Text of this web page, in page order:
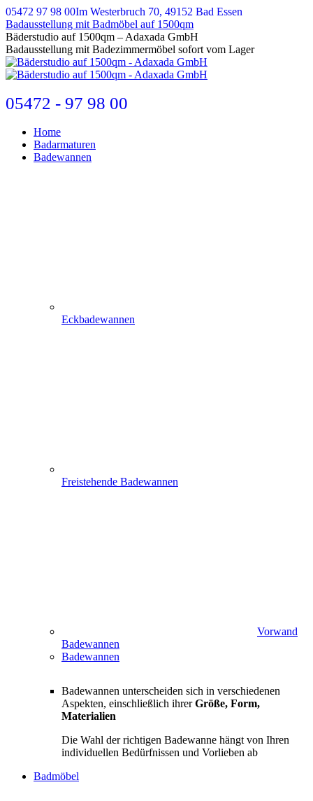
Zum
Inhalt
springen
05472 97 98 00Im Westerbruch 70, 49152 Bad Essen
Badausstellung mit Badmöbel auf 1500qm
E-
Mail
page
opens
new
window
Bäderstudio auf 1500qm – Adaxada GmbH
Badausstellung mit Badezimmermöbel sofort vom Lager
05472 - 97 98 00
Home
Badarmaturen
Badewannen
Eckbadewannen
Freistehende Badewannen
Vorwand
Badewannen
Badewannen
Badewannen unterscheiden sich in verschiedenen
Aspekten, einschließlich ihrerGröße, Form,
Materialien
Die Wahl der richtigen Badewanne hängt von Ihren
individuellen Bedürfnissen und Vorlieben ab
Badmöbel